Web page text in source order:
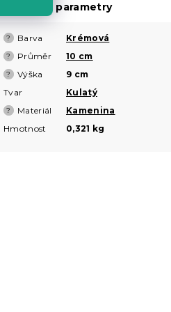
parametry
? Barva Krémová
? Průměr 10 cm
? Výška
9 cm
Tvar
Kulatý
? Materiál
Kamenina
Hmotnost
0,321 kg